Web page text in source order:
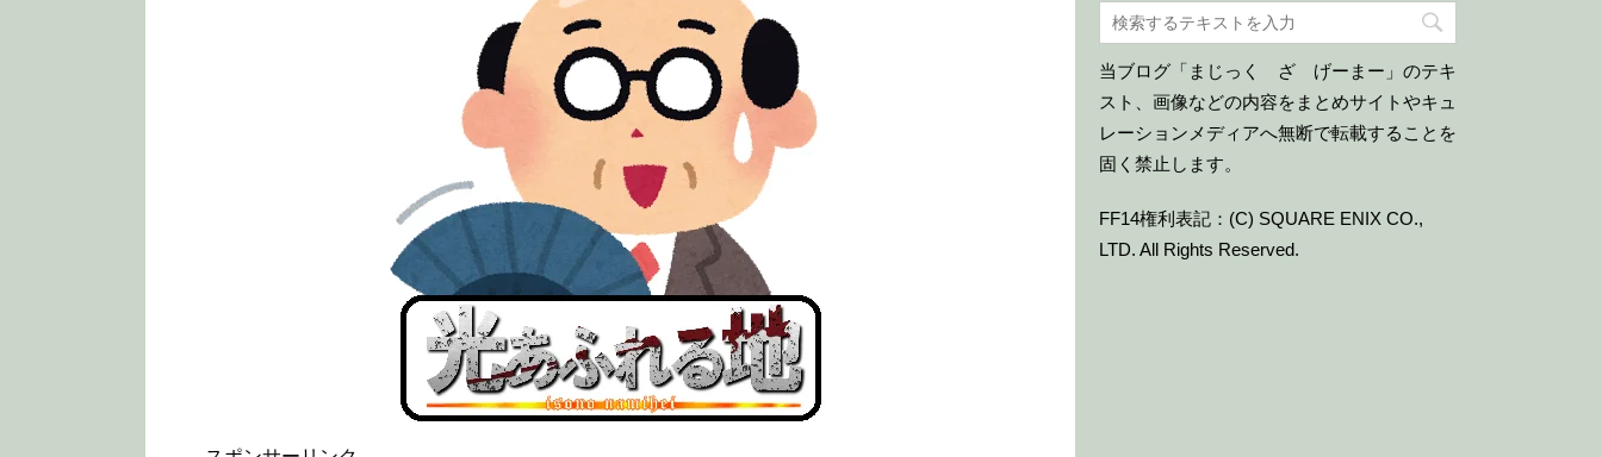
当ブログ「まじっく ざ げーまー」のテキ
スト、画像などの内容をまとめサイトやキュ
レーションメディアへ無断で転載することを
固く禁止します。
FF14権利表記：(C) SQUARE ENIX CO.,
LTD. All Rights Reserved.